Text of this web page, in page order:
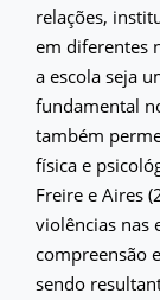
relações,
em diferentes
a escola seja
fundamental
também
física e
Freire e Aires
violências nas
compreensão
sendo